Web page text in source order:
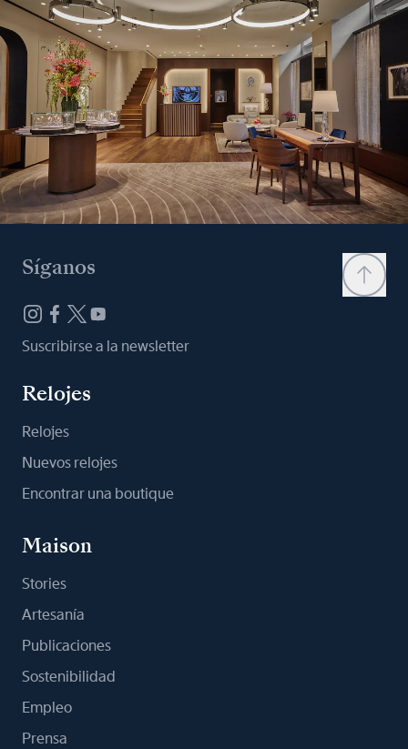
Síganos
Suscribirse a la newsletter
Relojes
Relojes
Nuevos relojes
Encontrar una boutique
Maison
Stories
Artesanía
Publicaciones
Sostenibilidad
Empleo
Prensa